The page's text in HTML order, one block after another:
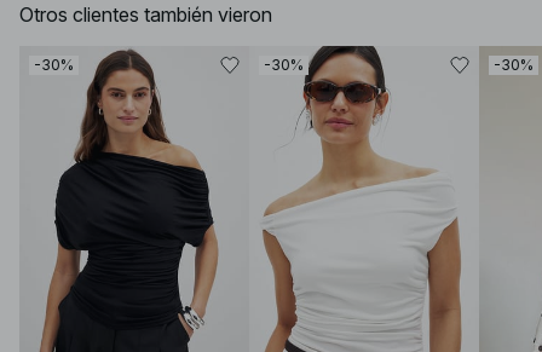
Otros clientes también vieron
-30% -30% -30%